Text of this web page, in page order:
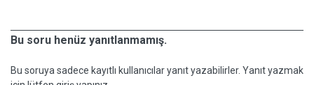
Bu soru henüz yanıtlanmamış.
Bu soruya sadece kayıtlı kullanıcılar yanıt yazabilirler. Yanıt yazmak